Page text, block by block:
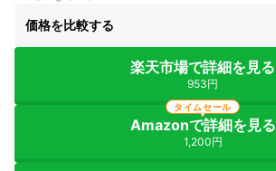
価格を比較する
楽天市場で詳細を見る
953円
Amazonで詳細を見る
1,200円
タイムセール